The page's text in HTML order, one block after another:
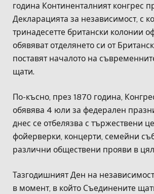
година Континенталният конгрес
Декларацията за независимост, с
тринадесетте британски колонии
обявяват отделянето си от
поставят началото на
щати.
По-късно, през 1870 година,
обявява 4 юли за федерален
днес се отбелязва с тържествени
фойерверки, концерти, семейни
различни обществени прояви в
Тазгодишният Ден на
в момент, в който Съединените